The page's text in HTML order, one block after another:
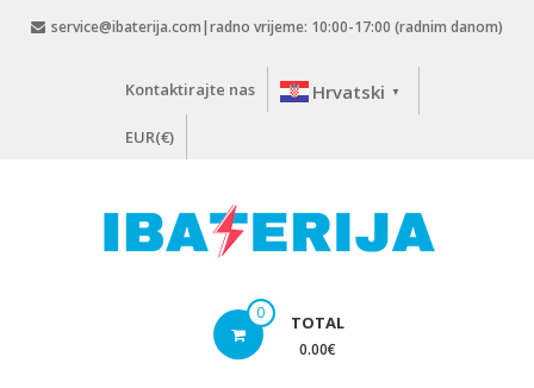
service@ibaterija.com|radno vrijeme: 10:00-17:00 (radnim danom)
Kontaktirajte nas Hrvatski ▼
EUR(€)
0 TOTAL
0.00€